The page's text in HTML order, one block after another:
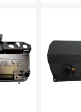
Transmissão
Elétrica
Acessórios